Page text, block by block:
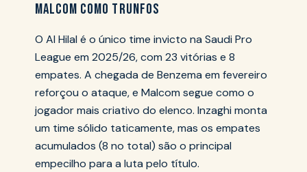
MALCOM COMO TRUNFOS
O Al Hilal é o único time invicto na Saudi Pro
League em 2025/26, com 23 vitórias e 8
empates. A chegada de Benzema em fevereiro
reforçou o ataque, e Malcom segue como o
jogador mais criativo do elenco. Inzaghi monta
um time sólido taticamente, mas os empates
acumulados (8 no total) são o principal
empecilho para a luta pelo título.